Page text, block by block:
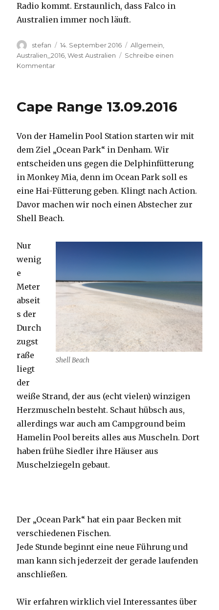
Radio kommt. Erstaunlich, dass Falco in
Australien immer noch läuft.
Autor
stefan
Veröffentlicht
am
14. September 2016 Kategorien
Allgemein
Australien_2016 ,West Australien
Schreibe einen
Kommentarzu
Cape Range 13.09.2016
Von der Hamelin Pool Station starten wir mit
dem Ziel „Ocean Park“ in Denham. Wir
entscheiden uns gegen die Delphinfütterung
in Monkey Mia, denn im Ocean Park soll es
eine Hai-Fütterung geben. Klingt nach Action.
Davor machen wir noch einen Abstecher zur
Shell Beach.
Shell Beach
Nur
wenig
e
Meter
abseit
s der
Durch
zugst
raße
liegt
der
weiße Strand, der aus (echt vielen) winzigen
Herzmuscheln besteht. Schaut hübsch aus,
allerdings war auch am Campground beim
Hamelin Pool bereits alles aus Muscheln. Dort
haben frühe Siedler ihre Häuser aus
Muschelziegeln gebaut.
Der „Ocean Park“ hat ein paar Becken mit
verschiedenen Fischen.
Jede Stunde beginnt eine neue Führung und
man kann sich jederzeit der gerade laufenden
anschließen.
Wir erfahren wirklich viel Interessantes über